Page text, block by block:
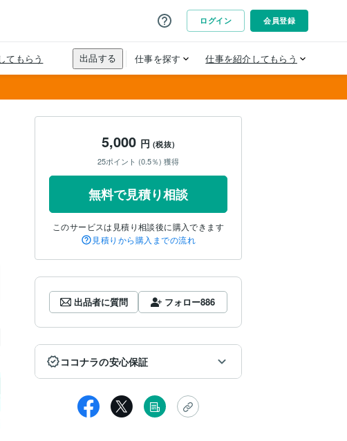
5,000 円 (税抜)
25ポイント (0.5％) 獲得
無料で見積り相談
このサービスは見積り相談後に購入できます
見積りから購入までの流れ
出品者に質問 フォロー886
ココナラの安心保証